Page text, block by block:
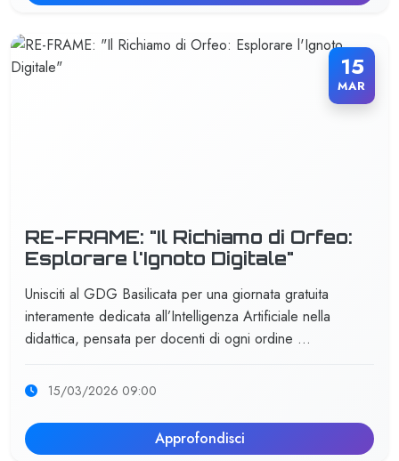
15
MAR
RE-FRAME: "Il Richiamo di Orfeo:
Esplorare l'Ignoto Digitale"
Unisciti al GDG Basilicata per una giornata gratuita
interamente dedicata all’Intelligenza Artificiale nella
didattica, pensata per docenti di ogni ordine …
15/03/2026 09:00
Approfondisci